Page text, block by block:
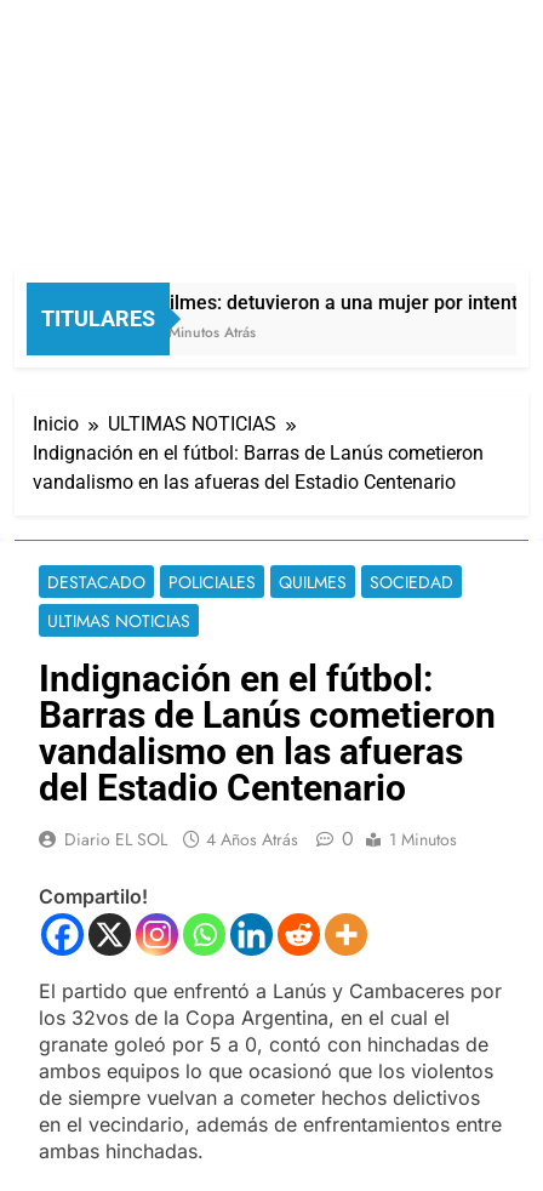
TITULARES
Quilmes: detuvieron a una mujer por
46 Minutos Atrás
Inicio
ULTIMAS NOTICIAS
Indignación en el fútbol: Barras de Lanús cometieron
vandalismo en las afueras del Estadio Centenario
DESTACADO POLICIALES QUILMES
SOCIEDAD
ULTIMAS NOTICIAS
Indignación en el fútbol:
Barras de Lanús cometieron
vandalismo en las afueras
del Estadio Centenario
Diario EL SOL 4 Años Atrás 0 1 Minutos
Compartilo!
El partido que enfrentó a Lanús y Cambaceres por
los 32vos de la Copa Argentina, en el cual el
granate goleó por 5 a 0, contó con hinchadas de
ambos equipos lo que ocasionó que los violentos
de siempre vuelvan a cometer hechos delictivos
en el vecindario, además de enfrentamientos entre
ambas hinchadas.